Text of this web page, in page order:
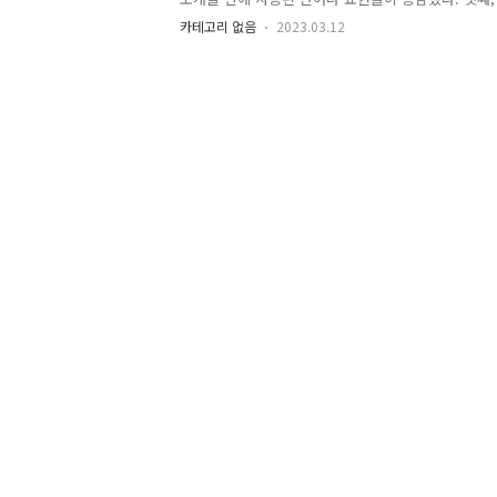
획을 갖고 있었다. 언젠가 회사로부터 독립해야 한
띄었다. 더욱이 '회사에서 나와야지', '독립해서 경
으면서 내가 회사를 다니면서 했던 생각들, 질문들
카테고리 없음 2023.03.12